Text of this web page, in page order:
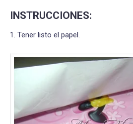
INSTRUCCIONES:
1. Tener listo el papel.